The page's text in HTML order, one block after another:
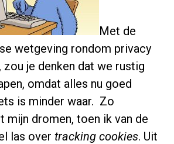
Met de
wetgeving rondom privacy
je denken dat we rustig
omdat alles nu goed
is minder waar. Zo
mijn dromen, toen ik van de
las over tracking cookies. Uit